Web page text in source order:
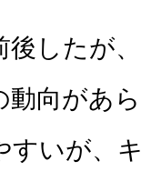
後したが
動向があ
すいが、